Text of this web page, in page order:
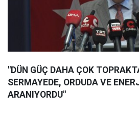
"DÜN GÜÇ DAHA ÇOK
SERMAYEDE, ORDUDA VE
ARANIYORDU"